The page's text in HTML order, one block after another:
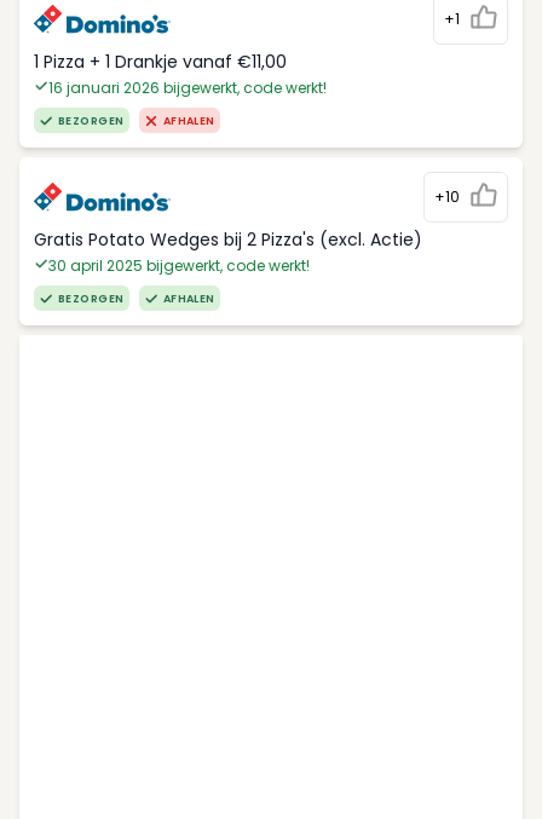
+1
1 Pizza + 1 Drankje vanaf €11,00
16 januari 2026 bijgewerkt, code werkt!
BEZORGEN AFHALEN
+10
Gratis Potato Wedges bij 2 Pizza's (excl. Actie)
30 april 2025 bijgewerkt, code werkt!
BEZORGEN AFHALEN